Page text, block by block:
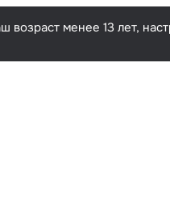
менее 13 лет,